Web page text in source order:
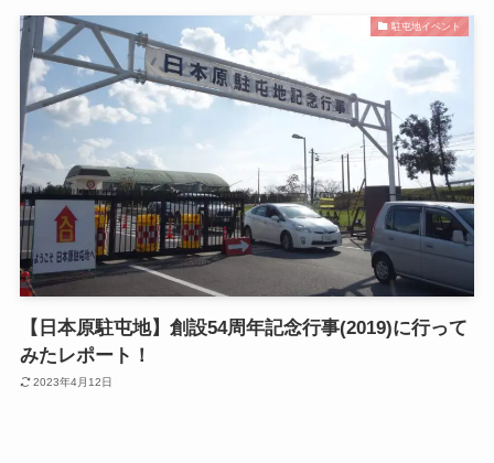
駐屯地イベント
【日本原駐屯地】創設54周年記念行事(2019)に行って
みたレポート！
2023年4月12日